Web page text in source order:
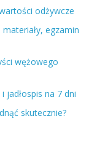
odżywcze
egzamin
wężowego
jadłospis na 7 dni
skutecznie?